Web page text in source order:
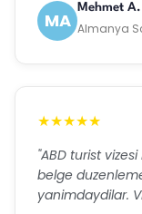
MA
Mehmet A.
Almanya
★★★★★
"ABD turist
belge
yanimdaydilar.